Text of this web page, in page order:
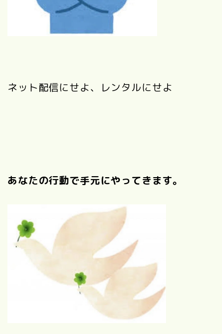
ネット配信にせよ、レンタルにせよ
あなたの行動で手元にやってきます。